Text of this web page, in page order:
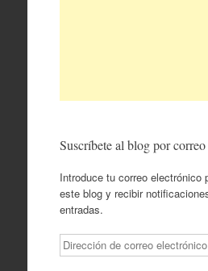
Suscríbete al blog por
Introduce tu correo electrónico
este blog y recibir
entradas.
Dirección
de